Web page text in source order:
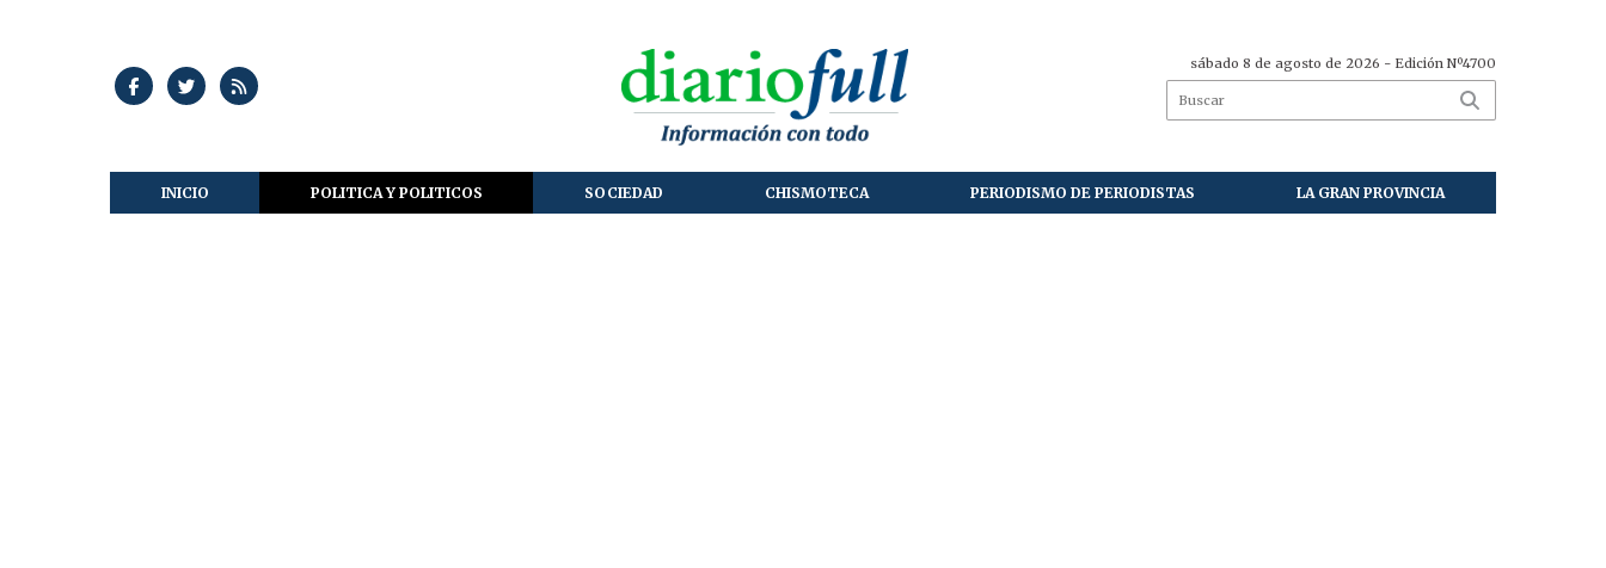
sábado 8 de agosto de 2026 - Edición Nº4700
INICIO POLITICA Y POLITICOS SOCIEDAD CHISMOTECA PERIODISMO DE PERIODISTAS LA GRAN PROVINCIA